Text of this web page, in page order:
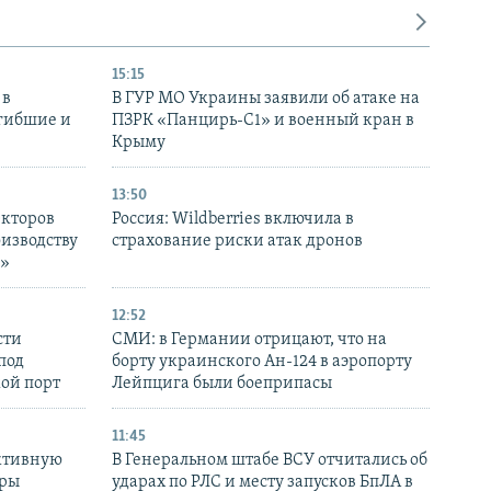
и
15:15
В ГУР МО Украины заявили об атаке на
ПЗРК «Панцирь-С1» и военный кран в
Крыму
13:50
Россия: Wildberries включила в
страхование риски атак дронов
порт
12:52
СМИ: в Германии отрицают, что на
борту украинского Ан-124 в аэропорту
Лейпцига были боеприпасы
11:45
В Генеральном штабе ВСУ отчитались об
ударах по РЛС и месту запусков БпЛА в